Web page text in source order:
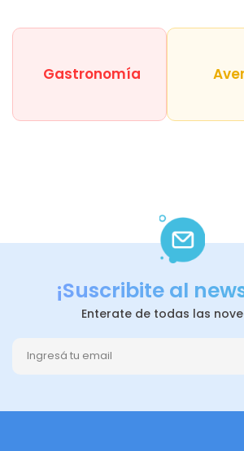
Gastronomía
¡Suscribite al
Enterate de todas las